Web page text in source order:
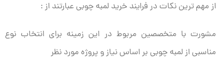
از مهم ترین نکات در فرایند خرید لمبه چوبی عبارتند از :
مشورت با متخصصین مربوط در این زمینه برای انتخاب نوع
مناسبی از لمبه چوبی بر اساس نیاز و پروژه مورد نظر